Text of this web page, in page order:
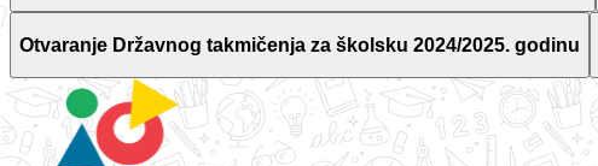
Otvaranje Državnog takmičenja za školsku 2024/2025. godinu